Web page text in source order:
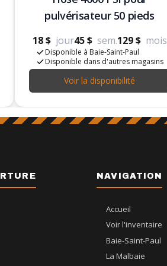
pulvérisateur 50 pieds
18 $ jour45 $ sem.129 $ mois
Disponible à Baie-Saint-Paul
Disponible dans d'autres magasins
Voir la disponibilité
NAVIGATION
Accueil
Voir l'inventaire
Baie-Saint-Paul
La Malbaie